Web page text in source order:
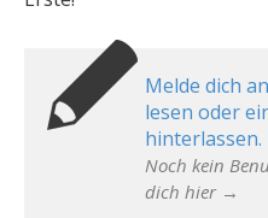
Melde dich
lesen oder
hinterlassen.
Noch kein
dich hier →